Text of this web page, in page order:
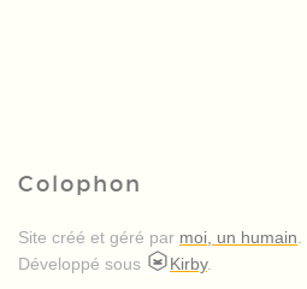
Colophon
Site créé et géré par moi, un humain
Développé sous
Kirby.